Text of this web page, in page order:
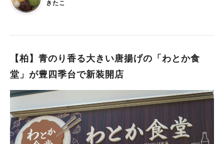
きたこ
【柏】青のり香る大きい唐揚げの「わとか食
堂」が豊四季台で新装開店